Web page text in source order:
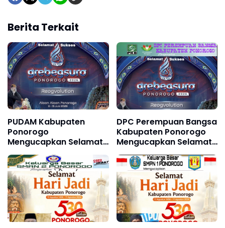
Berita Terkait
PUDAM Kabupaten
Ponorogo
Mengucapkan Selamat
dan Sukses Grebeg Suro
Festival Reyog Remaja
XXI dan Festival
Nasional Reyog
Ponorogo XXXI Tahun
2026
DPC Perempuan Bangsa
Kabupaten Ponorogo
Mengucapkan Selamat
dan Sukses Grebeg
Suro, FRR XXII & FNRP
XXXI Tahun 2026